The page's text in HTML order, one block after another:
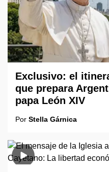
Exclusivo: el
que prepara
papa León XIV
Por Stella Gárnica